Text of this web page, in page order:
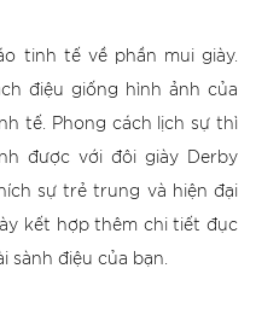
tinh tế về phần mui giày.
điệu giống hình ảnh của
tế. Phong cách lịch sự thì
được với đôi giày Derby
sự trẻ trung và hiện đại
kết hợp thêm chi tiết đục
sành điệu của bạn.